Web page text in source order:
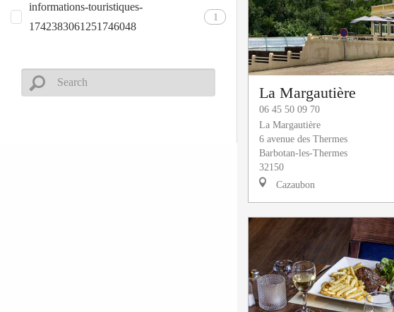
informations-touristiques-
1742383061251746048
1
La Margautière
06 45 50 09 70
La Margautière
6 avenue des Thermes
Barbotan-les-Thermes
32150
Cazaubon